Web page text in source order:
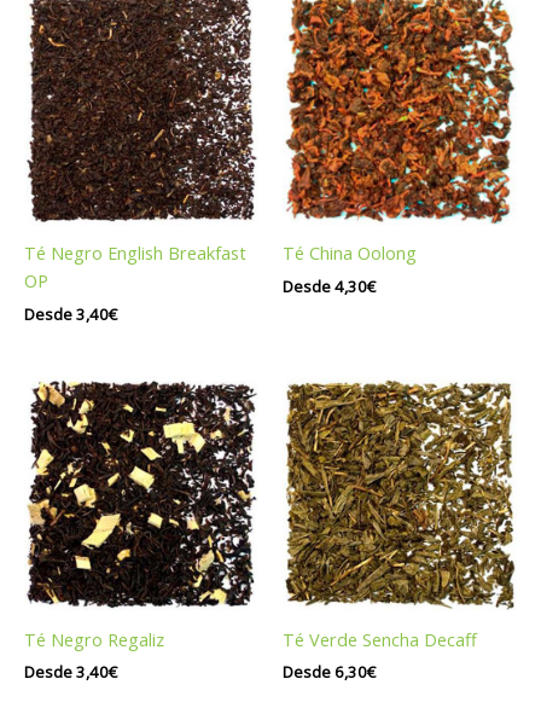
Té Negro English Breakfast
OP
Desde3,40€
Té China Oolong
Desde4,30€
Té Negro Regaliz
Desde3,40€
Té Verde Sencha Decaff
Desde6,30€